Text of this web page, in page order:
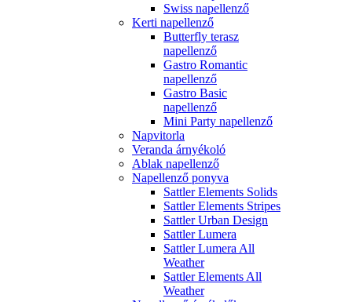
Swiss napellenző
Kerti napellenző
Butterfly terasz
napellenző
Gastro Romantic
napellenző
Gastro Basic
napellenző
Mini Party napellenző
Napvitorla
Veranda árnyékoló
Ablak napellenző
Napellenző ponyva
Sattler Elements Solids
Sattler Elements Stripes
Sattler Urban Design
Sattler Lumera
Sattler Lumera All
Weather
Sattler Elements All
Weather